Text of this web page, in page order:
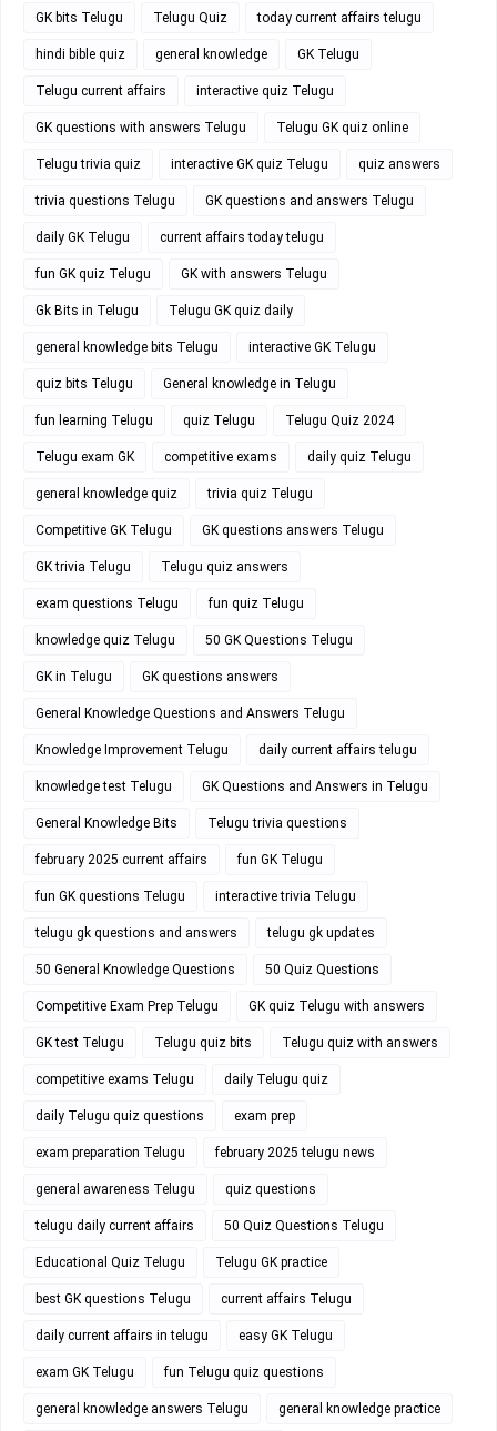
GK bits Telugu Telugu Quiz today current affairs telugu
hindi bible quiz general knowledge GK Telugu
Telugu current affairs interactive quiz Telugu
GK questions with answers Telugu Telugu GK quiz online
Telugu trivia quiz interactive GK quiz Telugu quiz answers
trivia questions Telugu GK questions and answers Telugu
daily GK Telugu current affairs today telugu
fun GK quiz Telugu GK with answers Telugu
Gk Bits in Telugu Telugu GK quiz daily
general knowledge bits Telugu interactive GK Telugu
quiz bits Telugu General knowledge in Telugu
fun learning Telugu quiz Telugu Telugu Quiz 2024
Telugu exam GK competitive exams daily quiz Telugu
general knowledge quiz trivia quiz Telugu
Competitive GK Telugu GK questions answers Telugu
GK trivia Telugu Telugu quiz answers
exam questions Telugu fun quiz Telugu
knowledge quiz Telugu 50 GK Questions Telugu
GK in Telugu GK questions answers
General Knowledge Questions and Answers Telugu
Knowledge Improvement Telugu daily current affairs telugu
knowledge test Telugu GK Questions and Answers in Telugu
General Knowledge Bits Telugu trivia questions
february 2025 current affairs fun GK Telugu
fun GK questions Telugu interactive trivia Telugu
telugu gk questions and answers telugu gk updates
50 General Knowledge Questions 50 Quiz Questions
Competitive Exam Prep Telugu GK quiz Telugu with answers
GK test Telugu Telugu quiz bits Telugu quiz with answers
competitive exams Telugu daily Telugu quiz
daily Telugu quiz questions exam prep
exam preparation Telugu february 2025 telugu news
general awareness Telugu quiz questions
telugu daily current affairs 50 Quiz Questions Telugu
Educational Quiz Telugu Telugu GK practice
best GK questions Telugu current affairs Telugu
daily current affairs in telugu easy GK Telugu
exam GK Telugu fun Telugu quiz questions
general knowledge answers Telugu general knowledge practice